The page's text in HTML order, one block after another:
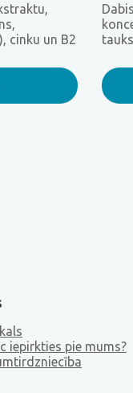
cinku un B2
iepirkties pie mums?